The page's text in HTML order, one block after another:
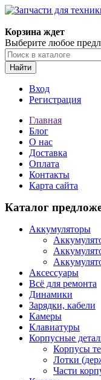
Корзина ждет
Выберите любое
Найти
Вход
Регистрация
Главная
Блог
О нас
Доставка
Оплата
Контакты
Карта сайта
Каталог
Аккумуляторы
Аксессуары
Всё для ремонта
Динамики
Зарядки, кабели
Камеры
Клавиатуры
Корпусные
Корпусы
Лотки
Части